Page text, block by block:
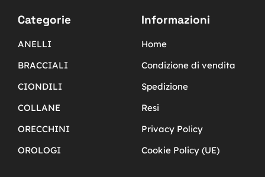
Categorie
ANELLI
BRACCIALI
CIONDILI
COLLANE
ORECCHINI
OROLOGI
Informazioni
Home
Condizione di vendita
Spedizione
Resi
Privacy Policy
Cookie Policy (UE)